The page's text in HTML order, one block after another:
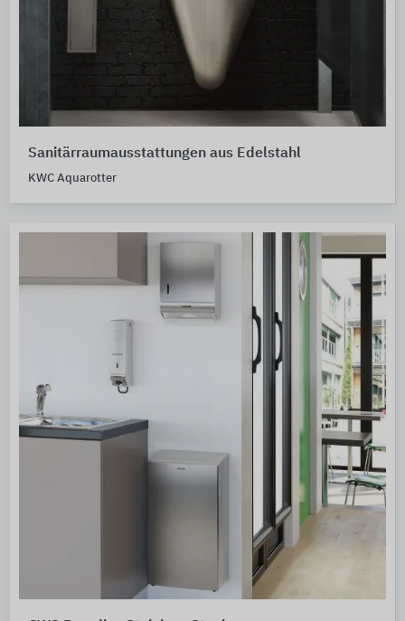
Sanitärraumausstattungen aus Edelstahl
KWC Aquarotter